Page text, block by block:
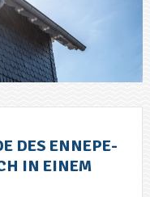
DES ENNEPE-
IN EINEM